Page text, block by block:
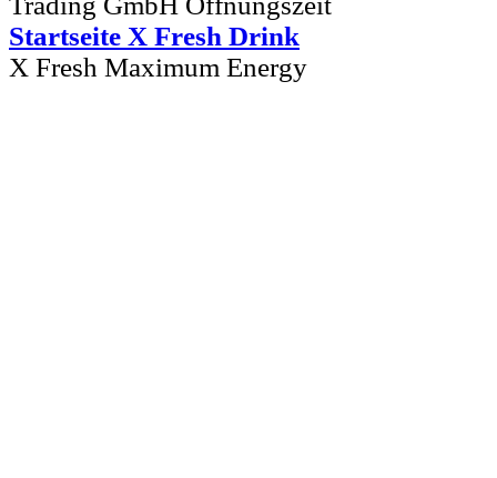
Startseite X Fresh Drink
X Fresh Maximum Energy